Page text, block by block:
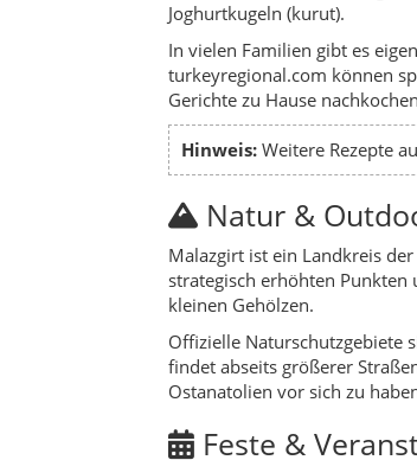
findet abseits größerer
Ostanatolien vor sich zu
Feste &
In Malazgirt stehen lokale
Jahrestag der Schlacht von
Geschichte &
Antike & Urartäer–
Byzantinische Zeit
1071 – Schlacht von
Mittelalter &
Neuzeit– ländliche